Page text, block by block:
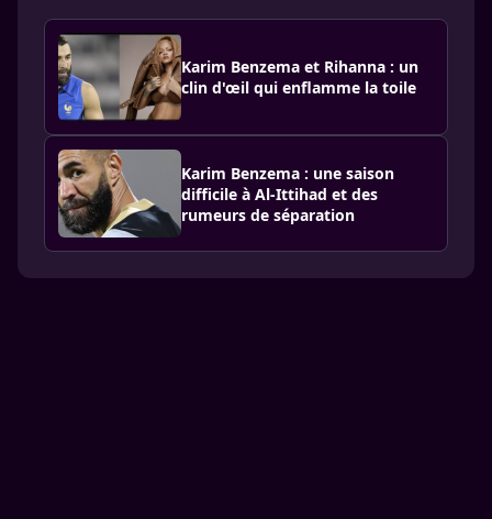
Karim Benzema et Rihanna : un
clin d'œil qui enflamme la toile
Karim Benzema : une saison
difficile à Al-Ittihad et des
rumeurs de séparation